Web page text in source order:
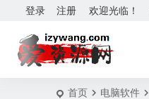
欢迎光临！
登录 注册
首页 电脑软件